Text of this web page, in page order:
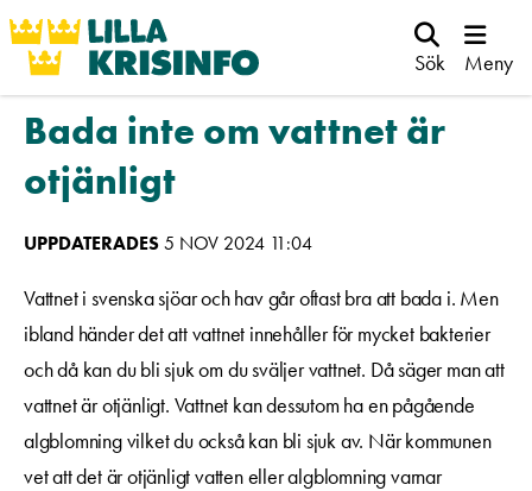
Sök Meny
Bada inte om vattnet är
otjänligt
UPPDATERADES5 NOV 2024 11:04
Vattnet i svenska sjöar och hav går oftast bra att bada i. Men
ibland händer det att vattnet innehåller för mycket bakterier
och då kan du bli sjuk om du sväljer vattnet. Då säger man att
vattnet är otjänligt. Vattnet kan dessutom ha en pågående
algblomning vilket du också kan bli sjuk av. När kommunen
vet att det är otjänligt vatten eller algblomning varnar